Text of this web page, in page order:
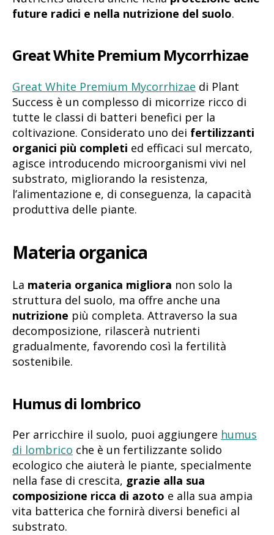
future radici e nella nutrizione del suolo.
Great White Premium Mycorrhizae
Great White Premium Mycorrhizae di Plant
Success è un complesso di micorrize ricco di
tutte le classi di batteri benefici per la
coltivazione. Considerato uno dei fertilizzanti
organici più completi ed efficaci sul mercato,
agisce introducendo microorganismi vivi nel
substrato, migliorando la resistenza,
l’alimentazione e, di conseguenza, la capacità
produttiva delle piante.
Materia organica
La materia organica migliora non solo la
struttura del suolo, ma offre anche una
nutrizione più completa. Attraverso la sua
decomposizione, rilascerà nutrienti
gradualmente, favorendo così la fertilità
sostenibile.
Humus di lombrico
Per arricchire il suolo, puoi aggiungere humus
di lombrico che è un fertilizzante solido
ecologico che aiuterà le piante, specialmente
nella fase di crescita, grazie alla sua
composizione ricca di azoto e alla sua ampia
vita batterica che fornirà diversi benefici al
substrato.